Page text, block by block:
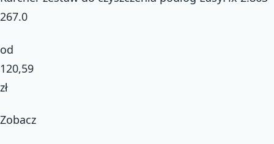
267.0
od
120,59
zł
Zobacz